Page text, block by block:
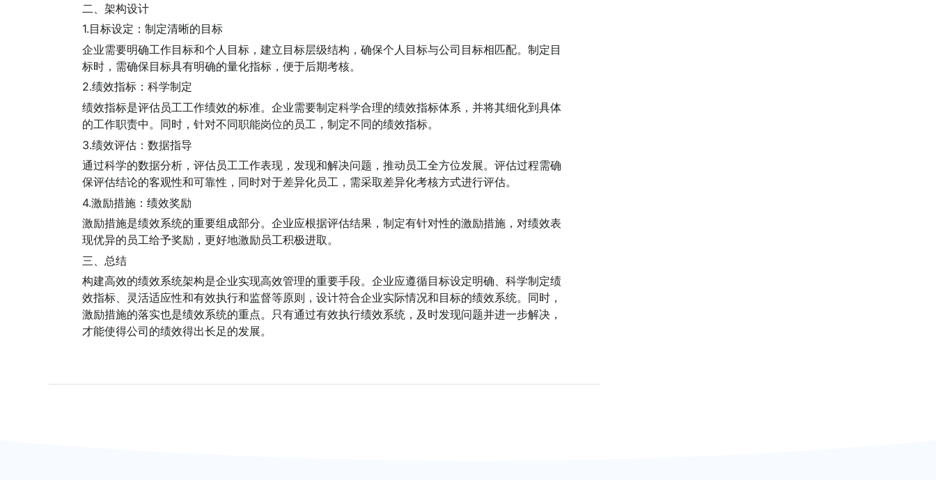
二、架构设计
1.目标设定：制定清晰的目标
企业需要明确工作目标和个人目标，建立目标层级结构，确保个人目标与公司目标相匹配。制定目
标时，需确保目标具有明确的量化指标，便于后期考核。
2.绩效指标：科学制定
绩效指标是评估员工工作绩效的标准。企业需要制定科学合理的绩效指标体系，并将其细化到具体
的工作职责中。同时，针对不同职能岗位的员工，制定不同的绩效指标。
3.绩效评估：数据指导
通过科学的数据分析，评估员工工作表现，发现和解决问题，推动员工全方位发展。评估过程需确
保评估结论的客观性和可靠性，同时对于差异化员工，需采取差异化考核方式进行评估。
4.激励措施：绩效奖励
激励措施是绩效系统的重要组成部分。企业应根据评估结果，制定有针对性的激励措施，对绩效表
现优异的员工给予奖励，更好地激励员工积极进取。
三、总结
构建高效的绩效系统架构是企业实现高效管理的重要手段。企业应遵循目标设定明确、科学制定绩
效指标、灵活适应性和有效执行和监督等原则，设计符合企业实际情况和目标的绩效系统。同时，
激励措施的落实也是绩效系统的重点。只有通过有效执行绩效系统，及时发现问题并进一步解决，
才能使得公司的绩效得出长足的发展。